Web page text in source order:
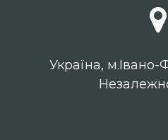
Українa, м.Івано-